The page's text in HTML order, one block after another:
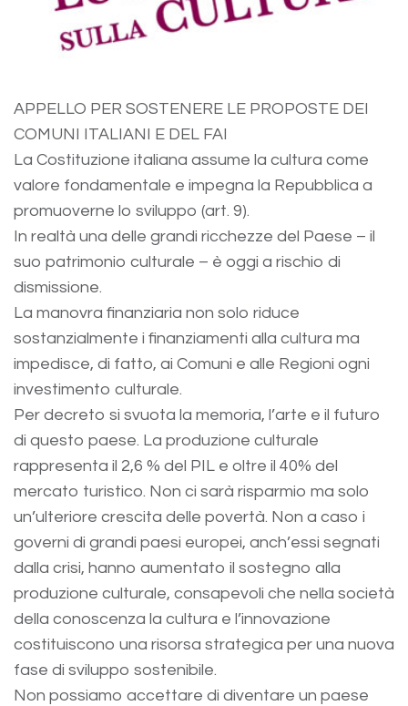
APPELLO PER SOSTENERE LE PROPOSTE DEI
COMUNI ITALIANI E DEL FAI
La Costituzione italiana assume la cultura come
valore fondamentale e impegna la Repubblica a
promuoverne lo sviluppo (art. 9).
In realtà una delle grandi ricchezze del Paese – il
suo patrimonio culturale – è oggi a rischio di
dismissione.
La manovra finanziaria non solo riduce
sostanzialmente i finanziamenti alla cultura ma
impedisce, di fatto, ai Comuni e alle Regioni ogni
investimento culturale.
Per decreto si svuota la memoria, l’arte e il futuro
di questo paese. La produzione culturale
rappresenta il 2,6 % del PIL e oltre il 40% del
mercato turistico. Non ci sarà risparmio ma solo
un’ulteriore crescita delle povertà. Non a caso i
governi di grandi paesi europei, anch’essi segnati
dalla crisi, hanno aumentato il sostegno alla
produzione culturale, consapevoli che nella società
della conoscenza la cultura e l’innovazione
costituiscono una risorsa strategica per una nuova
fase di sviluppo sostenibile.
Non possiamo accettare di diventare un paese